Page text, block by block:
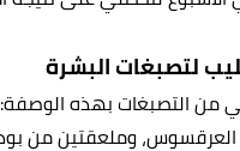
لتصبغات البشرة
من التصبغات بهذه الوصفة:
وملعقتين من